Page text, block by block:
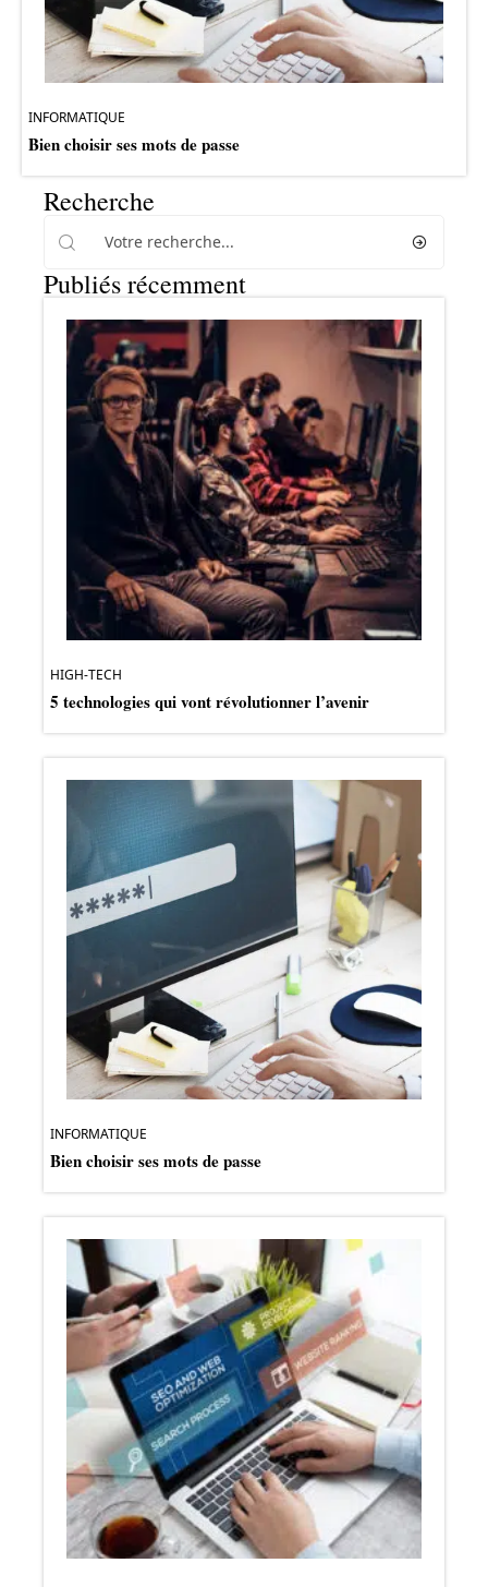
INFORMATIQUE
Bien choisir ses mots de passe
Recherche
Publiés récemment
HIGH-TECH
5 technologies qui vont révolutionner l’avenir
INFORMATIQUE
Bien choisir ses mots de passe